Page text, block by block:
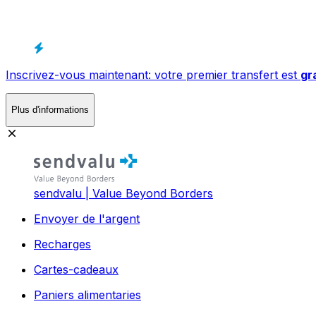
Inscrivez-vous maintenant: votre premier transfert est
Plus d'informations
sendvalu | Value Beyond Borders
Envoyer de l'argent
Recharges
Cartes-cadeaux
Paniers alimentaries